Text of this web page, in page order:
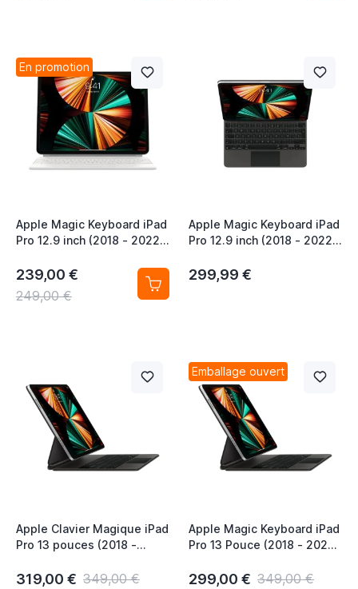
En promotion
Apple Magic Keyboard iPad
Pro 12.9 inch (2018 - 2022)
2026) QWERTY UK White
239,00 €
249,00 €
Apple Magic Keyboard iPad
Pro 12.9 inch (2018 - 2022)
2026) QWERTY ESP Black
299,99 €
Apple Clavier Magique iPad
Pro 13 pouces (2018 -
Noir
319,00 € 349,00 €
Emballage ouvert
Apple Magic Keyboard iPad
Pro 13 Pouce (2018 - 2022)
299,00 € 349,00 €